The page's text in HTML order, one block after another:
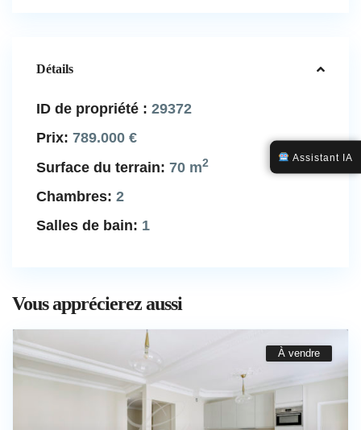
Détails
ID de propriété : 29372
Prix: 789.000 €
Surface du terrain: 70 m2
Chambres: 2
Salles de bain: 1
Vous apprécierez aussi
À vendre
Assistant IA